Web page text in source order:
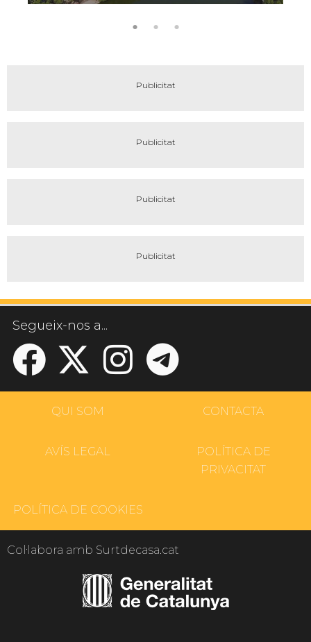
Segueix-nos a...
QUI SOM CONTACTA
AVÍS LEGAL
POLÍTICA DE
PRIVACITAT
POLÍTICA DE COOKIES
Col·labora amb Surtdecasa.cat